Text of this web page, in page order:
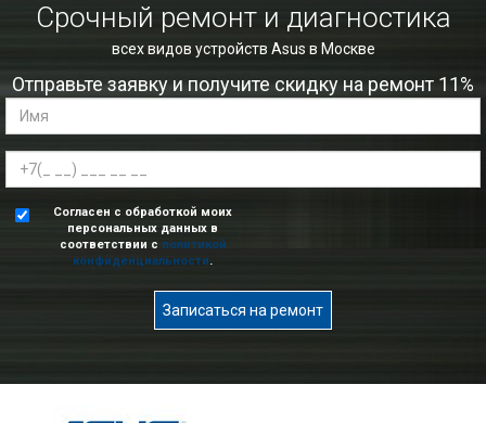
Срочный ремонт и диагностика
всех видов устройств Asus в Москве
Отправьте заявку и получите скидку на ремонт 11%
Согласен с обработкой моих
персональных данных в
соответствии с политикой
конфиденциальности.
Записаться на ремонт